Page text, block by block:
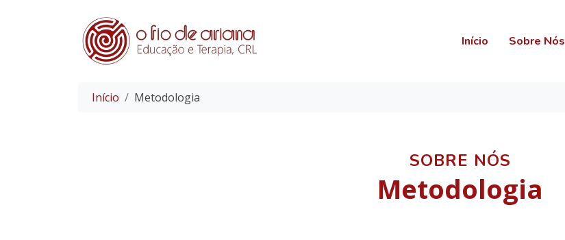
Início Sobre Nós
Início Metodologia
SOBRE NÓS
Metodologia